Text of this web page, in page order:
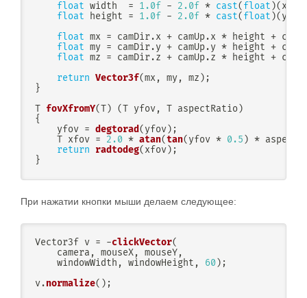
float width = 1.0f - 2.0f * cast( float )( x
float height = 1.0f - 2.0f * cast( float )( y
float mx = camDir.x + camUp.x * height +
float my = camDir.y + camUp.y * height +
float mz = camDir.z + camUp.z * height +
return Vector3f(mx, my, mz ) ;
}
T fovXfromY(T) (T yfov, T aspectRatio)
{
    yfov
= degtorad( yfov) ;
    T xfov
= 2.0 * atan(tan( yfov * 0.5 ) *
return
radtodeg( xfov) ;
}
При нажатии кнопки мыши делаем следующее:
Vector3f v = -clickVector(
    camera
, mouseX, mouseY,
    windowWidth
, windowHeight , 60) ;
v.normalize( ) ;